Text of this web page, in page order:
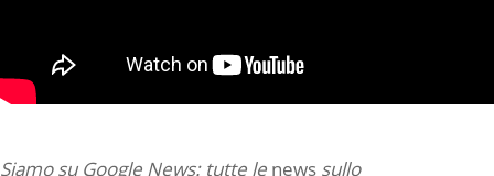
Siamo su Google News: tutte le news sullo